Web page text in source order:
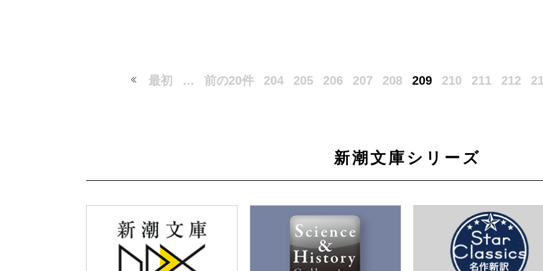
最初 … 前の20件 204 205 206 207 208 209 210 211 212
新潮文庫シリーズ